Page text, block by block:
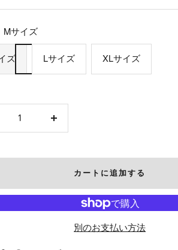
Mサイズ
ズ Lサイズ XLサイズ
カートに追加する
別のお支払い方法